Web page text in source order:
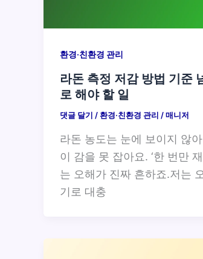
환경·친환경 관리
라돈 측정 저감 방법 기준
로 해야 할 일
댓글 달기 / 환경·친환경 관리 /매니저
라돈 농도는 눈에 보이지 않
이 감을 못 잡아요. ‘한 번만
는 오해가 진짜 흔하죠.저는
기로 대충